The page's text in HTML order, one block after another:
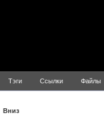
Тэги Ссылки Файлы
Вниз